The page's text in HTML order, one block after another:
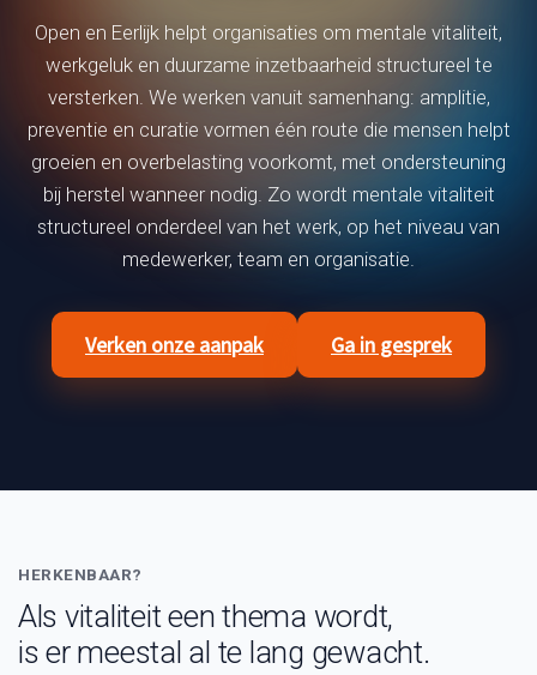
Open en Eerlijk helpt organisaties om mentale vitaliteit,
werkgeluk en duurzame inzetbaarheid structureel te
versterken. We werken vanuit samenhang: amplitie,
preventie en curatie vormen één route die mensen helpt
groeien en overbelasting voorkomt, met ondersteuning
bij herstel wanneer nodig. Zo wordt mentale vitaliteit
structureel onderdeel van het werk, op het niveau van
medewerker, team en organisatie.
Verken onze aanpak Ga in gesprek
HERKENBAAR?
Als vitaliteit een thema wordt,
is er meestal al te lang gewacht.